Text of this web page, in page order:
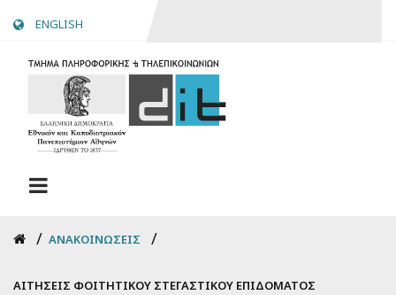
content
ENGLISH
Breadcrumb
ΑΝΑΚΟΙΝΏΣΕΙΣ
ΑΙΤΉΣΕΙΣ ΦΟΙΤΗΤΙΚΟΎ ΣΤΕΓΑΣΤΙΚΟΎ ΕΠΙΔΌΜΑΤΟΣ